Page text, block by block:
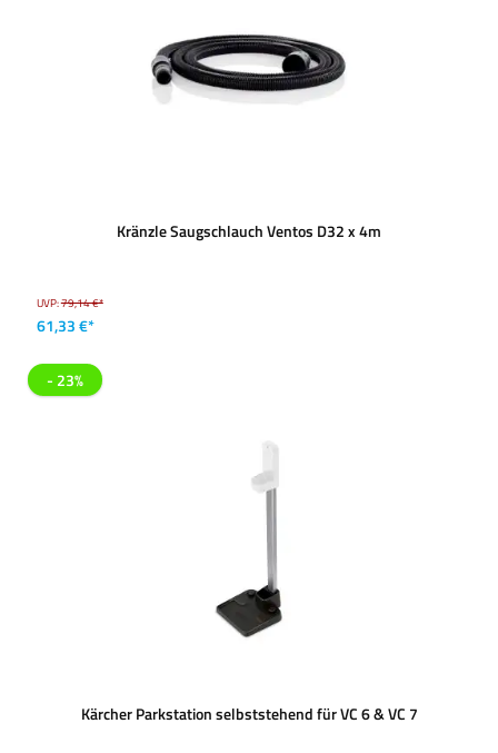
Kränzle Saugschlauch Ventos D32 x 4m
UVP:79,14 €*
61,33 €*
- 23%
Kärcher Parkstation selbststehend für VC 6 & VC 7